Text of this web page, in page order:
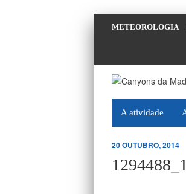
METEOROLOGIA
A atividade
20 OUTUBRO, 2014